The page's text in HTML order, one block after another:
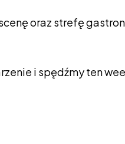
oraz strefę
i spędźmy ten